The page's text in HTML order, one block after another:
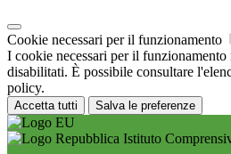
Cookie necessari per il funzionamento
I cookie necessari per il funzionamento
disabilitati. È possibile consultare
policy.
Accetta tutti Salva le preferenze
Istituto